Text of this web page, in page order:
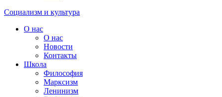
Социализм и культура
О нас
О нас
Новости
Контакты
Школа
Философия
Марксизм
Ленинизм